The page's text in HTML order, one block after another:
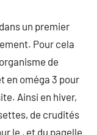
un premier
Pour cela
de
en oméga 3 pour
Ainsi en hiver,
de crudités
le , et du pagelle